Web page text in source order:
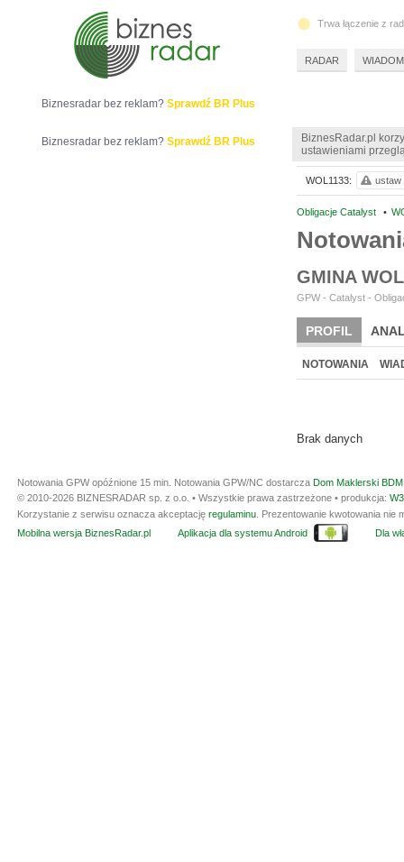
BiznesRadar.pl
ustawieniami
Obligacje Catalyst •
GMINA
GPW - Catalyst -
PROFIL
NOTOWANIA
Brak danych
WOL1133: ustaw
Biznesradar bez reklam? Sprawdź BR Plus
Biznesradar bez reklam? Sprawdź BR Plus
Trwa łączenie z
RADAR
Notowania GPW opóźnione 15 min. Notowania GPW/NC dostarcza Dom Maklerski
© 2010-2026 BIZNESRADAR sp. z o.o. • Wszystkie prawa zastrzeżone • produkcja:
Korzystanie z serwisu oznacza akceptację regulaminu . Prezentowanie kwotowania
Mobilna wersja BiznesRadar.pl
Aplikacja dla systemu Android Dla